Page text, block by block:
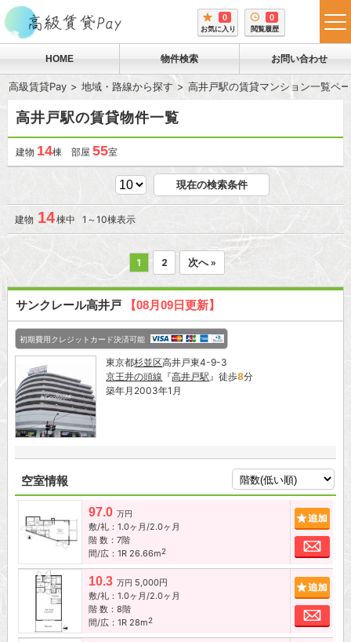
0
お気に入り
0
閲覧履歴
HOME 物件検索 お問い合わせ
高級賃貸Pay 地域・路線から探す 高井戸駅の賃貸マンション一覧ペ
高井戸駅の賃貸物件一覧
建物 14棟 部屋 55室
現在の検索条件
建物 14棟中 1～10棟表示
1 2 次へ »
サンクレール高井戸 【08月09日更新】
初期費用クレジットカード決済可能
東京都杉並区高井戸東4-9-3
京王井の頭線 『高井戸駅』徒歩8分
築年月2003年1月
空室情報
97.0 万円
敷/礼：1.0ヶ月/2.0ヶ月
階 数：7階
間/広：1R 26.66m2
お
10.3 万円 5,000円
敷/礼：1.0ヶ月/2.0ヶ月
階 数：8階
間/広：1R 28m2
お